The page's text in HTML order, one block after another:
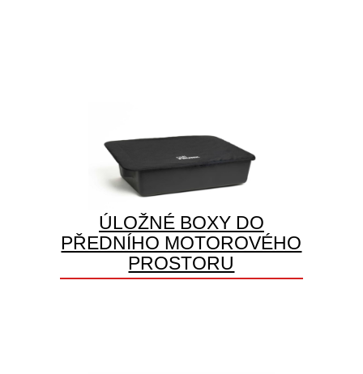
ÚLOŽNÉ BOXY DO
PŘEDNÍHO MOTOROVÉHO
PROSTORU